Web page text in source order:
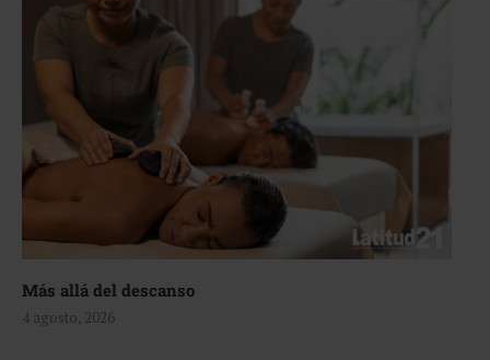
Más allá del descanso
4 agosto, 2026